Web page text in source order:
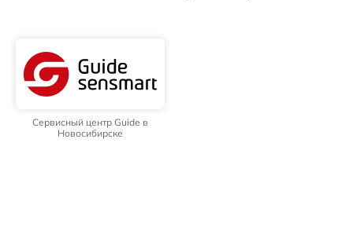
Сервисный центр Guide в
Новосибирске